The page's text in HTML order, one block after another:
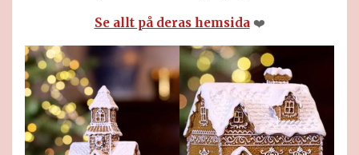
Se allt på deras hemsida❤️